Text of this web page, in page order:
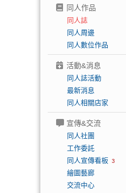
同人作品
同人誌
同人周邊
同人數位作品
活動&消息
同人誌活動
最新消息
同人相關店家
宣傳&交流
同人社團
工作委託
同人宣傳看板 3
繪圖藝廊
交流中心